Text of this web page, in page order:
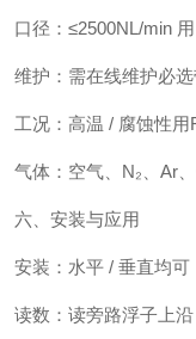
口径：≤2500NL/min
维护：需在线维护必选
工况：高温 / 腐蚀性用
气体：空气、N₂、Ar
六、安装与应用
安装：水平 / 垂直均可
读数：读旁路浮子上